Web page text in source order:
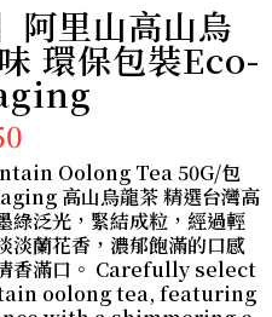
阿里山高山烏
環保包裝Eco-
Oolong Tea 50G/包
高山烏龍茶 精選台灣高
綠泛光，緊結成粒，經過輕
淡蘭花香，濃郁飽滿的口感
香滿口。 Carefully select
oolong tea, featuring